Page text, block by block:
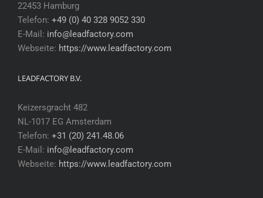
22453 Hamburg
Telefon: +49 (0) 40 328 9052 330
E-Mail: info@leadfactory.com
Webseite: https://www.leadfactory.com
LEADFACTORY B.V.
Keizersgracht 482
NL-1017 EG Amsterdam
Telefon: +31 (20) 241.48.06
E-Mail: info@leadfactory.com
Webseite: https://www.leadfactory.com